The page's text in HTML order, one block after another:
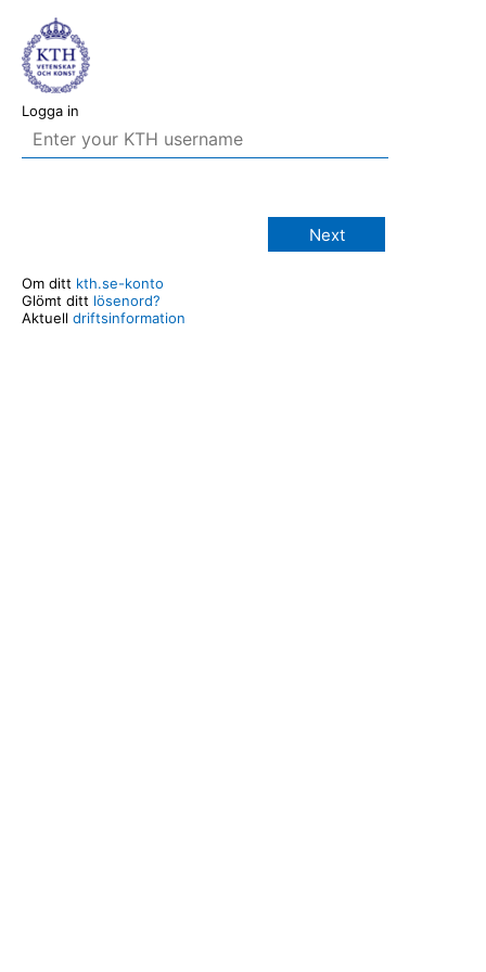
Logga in
Next
Om ditt kth.se-konto
Glömt ditt lösenord?
Aktuell driftsinformation